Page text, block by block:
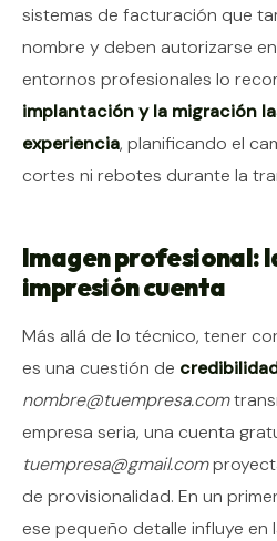
sistemas de facturación que
nombre y deben autorizarse en
entornos profesionales lo
implantación y la migración
experiencia, planificando el
cortes ni rebotes durante la
Imagen profesional:
impresión cuenta
Más allá de lo técnico, tener
es una cuestión de
nombre@tuempresa.com
empresa seria, una cuenta
tuempresa@gmail.com
de provisionalidad. En un
ese pequeño detalle influye en